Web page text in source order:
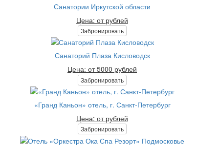
Санатории Иркутской области
Цена: от рублей
Забронировать
Санаторий Плаза Кисловодск
Цена: от 5000 рублей
Забронировать
«Гранд Каньон» отель, г. Санкт-Петербург
Цена: от рублей
Забронировать